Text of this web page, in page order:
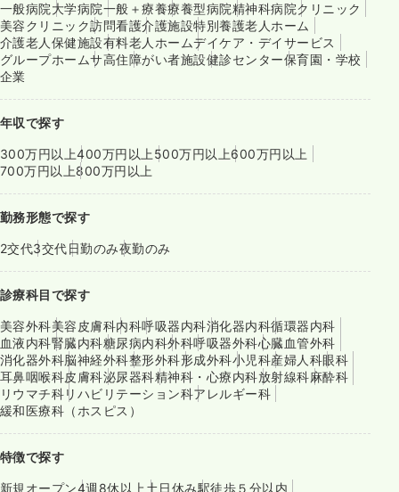
一般病院大学病院一般＋療養療養型病院精神科病院クリニック
美容クリニック訪問看護介護施設特別養護老人ホーム
介護老人保健施設有料老人ホームデイケア・デイサービス
グループホームサ高住障がい者施設健診センター保育園・学校
企業
年収で探す
300万円以上400万円以上 500万円以上600万円以上
700万円以上800万円以上
勤務形態で探す
2交代3交代日勤のみ夜勤のみ
診療科目で探す
美容外科美容皮膚科内科呼吸器内科消化器内科循環器内科
血液内科腎臓内科糖尿病内科外科呼吸器外科心臓血管外科
消化器外科脳神経外科整形外科形成外科小児科産婦人科眼科
耳鼻咽喉科皮膚科泌尿器科精神科・心療内科放射線科麻酔科
リウマチ科リハビリテーション科アレルギー科
緩和医療科（ホスピス）
特徴で探す
新規オープン4週8休以上 土日休み駅徒歩５分以内